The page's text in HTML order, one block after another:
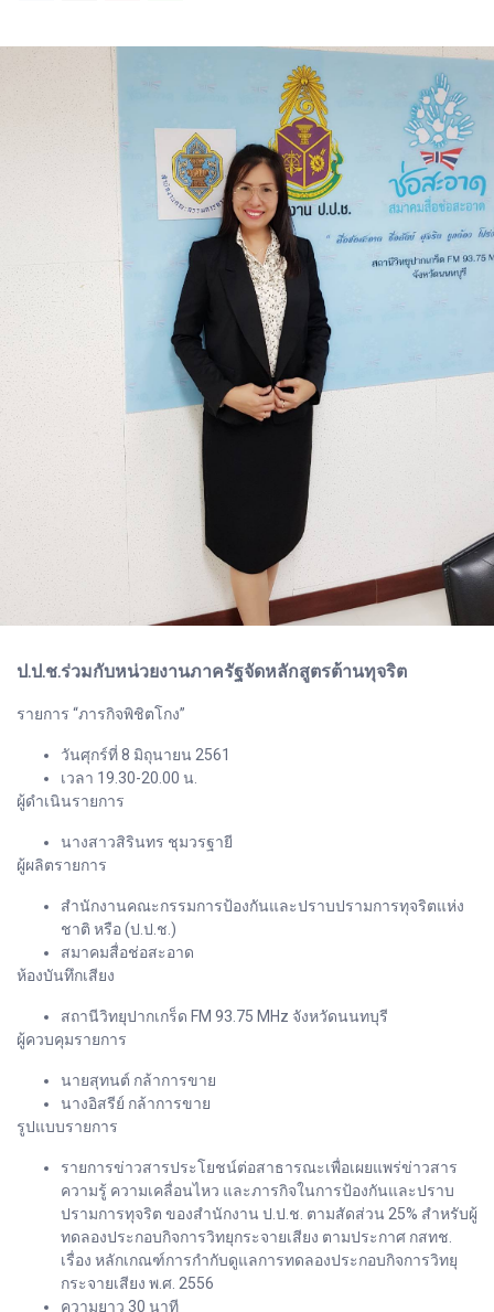
ป.ป.ช.ร่วมกับหน่วยงานภาครัฐจัดหลักสูตรต้านทุจริต
รายการ “ภารกิจพิชิตโกง”
วันศุกร์ที่ 8 มิถุนายน 2561
เวลา 19.30-20.00 น.
ผู้ดำเนินรายการ
นางสาวสิรินทร ชุมวรฐายี
ผู้ผลิตรายการ
สำนักงานคณะกรรมการป้องกันและปราบปรามการทุจริตแห่ง
ชาติ หรือ (ป.ป.ช.)
สมาคมสื่อช่อสะอาด
ห้องบันทึกเสียง
สถานีวิทยุปากเกร็ด FM 93.75 MHz จังหวัดนนทบุรี
ผู้ควบคุมรายการ
นายสุทนต์ กล้าการขาย
นางอิสรีย์ กล้าการขาย
รูปแบบรายการ
รายการข่าวสารประโยชน์ต่อสาธารณะเพื่อเผยแพร่ข่าวสาร
ความรู้ ความเคลื่อนไหว และภารกิจในการป้องกันและปราบ
ปรามการทุจริต ของสำนักงาน ป.ป.ช. ตามสัดส่วน 25% สำหรับผู้
ทดลองประกอบกิจการวิทยุกระจายเสียง ตามประกาศ กสทช.
เรื่อง หลักเกณฑ์การกำกับดูแลการทดลองประกอบกิจการวิทยุ
กระจายเสียง พ.ศ. 2556
ความยาว 30 นาที